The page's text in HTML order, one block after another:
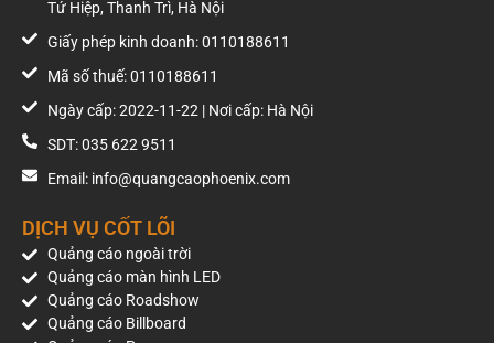
Tứ Hiệp, Thanh Trì, Hà Nội
Giấy phép kinh doanh: 0110188611
Mã số thuế: 0110188611
Ngày cấp: 2022-11-22 | Nơi cấp: Hà Nội
SDT: 035 622 9511
Email: info@quangcaophoenix.com
DỊCH VỤ CỐT LÕI
Quảng cáo ngoài trời
Quảng cáo màn hình LED
Quảng cáo Roadshow
Quảng cáo Billboard